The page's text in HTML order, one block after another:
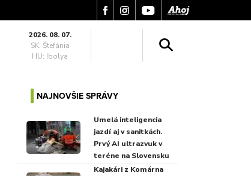
2026. 08. 07.
SK: Štefánia
HU: Ibolya
NAJNOVŠIE SPRÁVY
Umelá inteligencia
jazdí aj v sanitkách.
Prvý AI ultrazvuk v
teréne na Slovensku
Kajakári z Komárna